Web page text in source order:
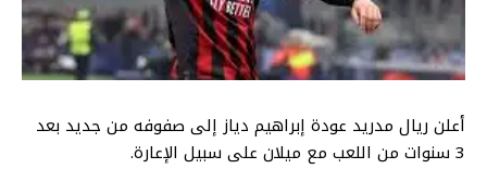
أعلن ريال مدريد عودة إبراهيم دياز إلى صفوفه من جديد بعد
3 سنوات من اللعب مع ميلان على سبيل الإعارة.